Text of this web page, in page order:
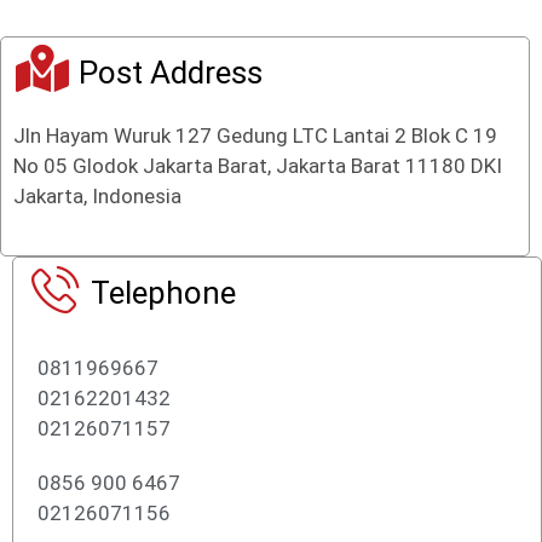
Post Address
Jln Hayam Wuruk 127 Gedung LTC Lantai 2 Blok C 19
No 05 Glodok Jakarta Barat, Jakarta Barat 11180 DKI
Jakarta, Indonesia
Telephone
0811969667
02162201432
02126071157
0856 900 6467
02126071156